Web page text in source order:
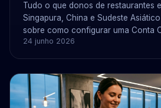
Tudo o que donos de restaurantes
Singapura, China e Sudeste
sobre como configurar uma Conta
tipos de conta, documentos, custos
24 junho 2026